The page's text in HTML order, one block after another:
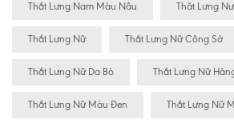
Thắt Lưng Nam Màu Nâu Thăt Lưng Nư
Thắt Lưng Nữ Thắt Lưng Nữ Công Sở
Thắt Lưng Nữ Da Bò Thắt Lưng Nữ
Thắt Lưng Nữ Màu Đen Thắt Lưng Nữ